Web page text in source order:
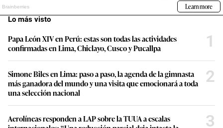
Lo más visto
Papa León XIV en Perú: estas son todas las actividades
confirmadas en Lima, Chiclayo, Cusco y Pucallpa
1
Simone Biles en Lima: paso a paso, la agenda de la gimnasta
más ganadora del mundo y una visita que emocionará a toda
una selección nacional
2
Aerolíneas responden a LAP sobre la TUUA a escalas
3